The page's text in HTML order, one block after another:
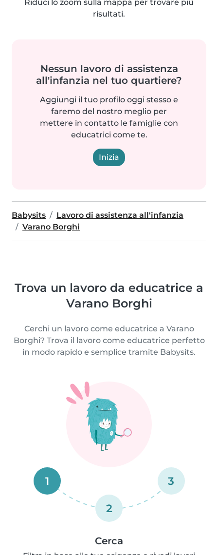
Riduci lo zoom sulla mappa per trovare più
risultati.
Nessun lavoro di assistenza
all'infanzia nel tuo quartiere?
Aggiungi il tuo profilo oggi stesso e
faremo del nostro meglio per
mettere in contatto le famiglie con
educatrici come te.
Inizia
Babysits
Lavoro di assistenza all'infanzia
Varano Borghi
Trova un lavoro da educatrice a
Varano Borghi
Cerchi un lavoro come educatrice a Varano
Borghi? Trova il lavoro come educatrice perfetto
in modo rapido e semplice tramite Babysits.
1
2
3
Cerca